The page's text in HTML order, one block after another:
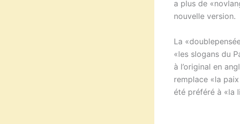
a plus de
nouvelle version.
La
«les slogans du
à l’original en
remplace «la
été préféré à «la